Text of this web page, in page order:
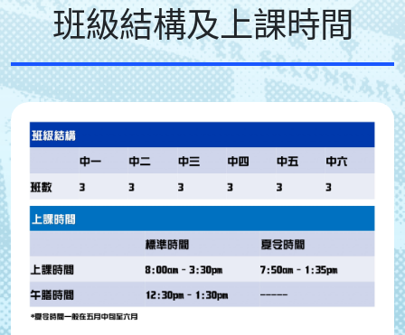
班級結構及上課時間